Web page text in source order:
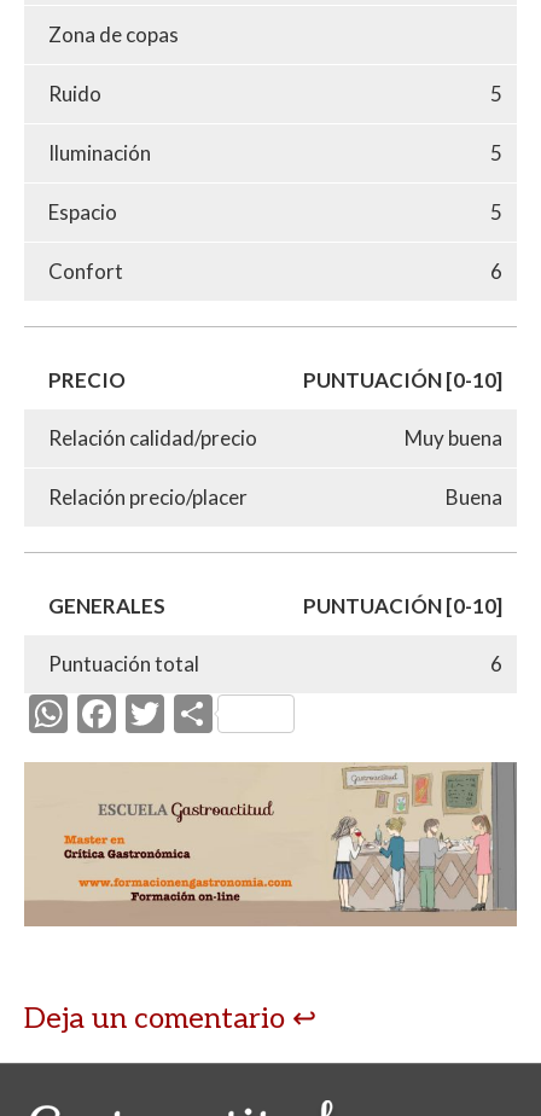
Zona de copas
Ruido 5
Iluminación 5
Espacio 5
Confort 6
PRECIO PUNTUACIÓN [0-10]
Relación calidad/precio Muy buena
Relación precio/placer Buena
GENERALES PUNTUACIÓN [0-10]
Puntuación total 6
W
h
at
s
A
p
F
ac
e
b
o
o
T
w
itt
er
C
o
p
ar
ti
Deja un comentario